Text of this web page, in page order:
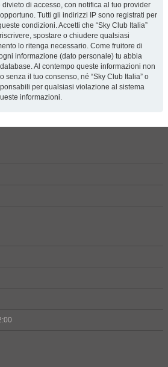
di accesso, con notifica al tuo provider
Tutti gli indirizzi IP sono registrati per
condizioni. Accetti che “Sky Club Italia”
spostare o chiudere qualsiasi
lo ritenga necessario. Come fruitore di
informazione (dato personale) tu abbia
Al contempo queste informazioni non
senza il tuo consenso, né “Sky Club Italia” o
per qualsiasi violazione al sistema
informazioni.